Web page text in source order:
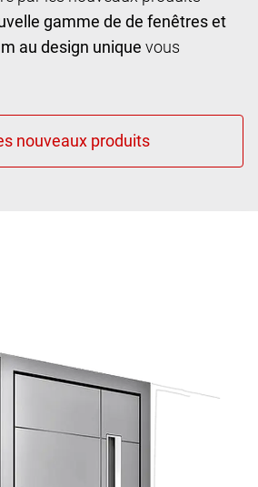
gamme de de fenêtres et
au design unique vous